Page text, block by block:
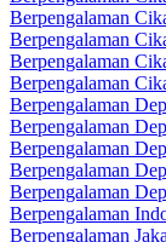
Berpengalaman
Berpengalaman
Berpengalaman
Berpengalaman
Berpengalaman
Berpengalaman
Berpengalaman
Berpengalaman
Berpengalaman
Berpengalaman
Berpengalaman